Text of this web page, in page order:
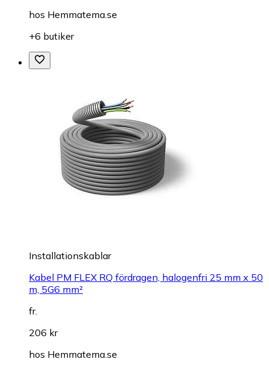
hos Hemmatema.se
+6 butiker
Installationskablar
Kabel PM FLEX RQ fördragen, halogenfri 25 mm x 50
m, 5G6 mm²
fr.
206 kr
hos Hemmatema.se